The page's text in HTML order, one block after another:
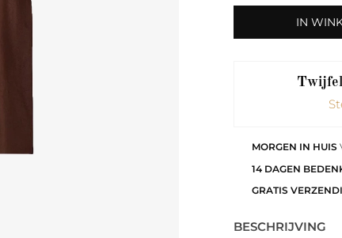
IN
Twijfel
MORGEN IN HUIS
14 DAGEN
GRATIS
BESCHRIJVING